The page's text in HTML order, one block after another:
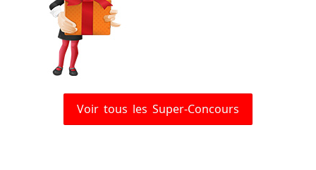
Voir tous les Super-Concours